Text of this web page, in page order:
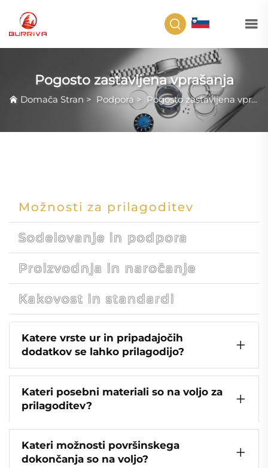
Pogosto zastavljena vprašanja
Domača Stran > Podpora> Pogosto zastavljena vprašanja
Možnosti za prilagoditev
Sodelovanje in podpora
Proizvodnja in naročanje
Kakovost in standardi
Katere vrste ur in pripadajočih
dodatkov se lahko prilagodijo?
Kateri posebni materiali so na voljo za
prilagoditev?
Kateri možnosti površinskega
dokončanja so na voljo?